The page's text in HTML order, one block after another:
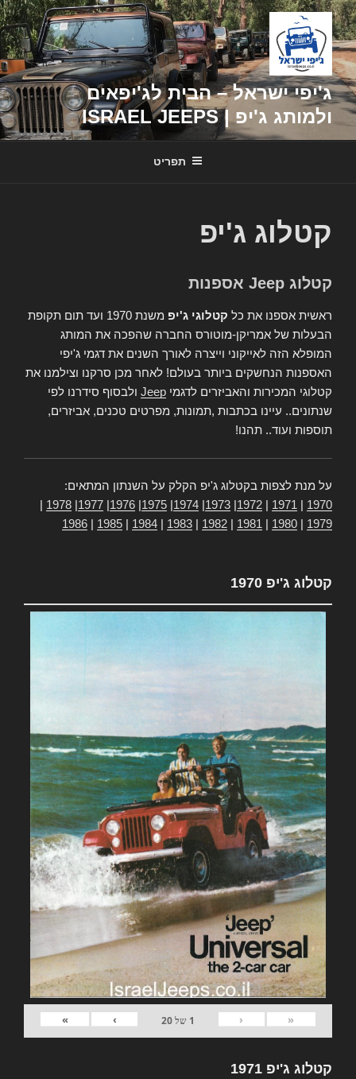
דילוג
לתוכן
ג'יפי ישראל – הבית לג'יפאים
ולמותג ג'יפ | ISRAEL JEEPS
תפריט
קטלוג ג'יפ
קטלוג Jeep אספנות
ראשית אספנו את כל קטלוגי ג'יפ
משנת 1970 ועד תום תקופת
הבעלות של אמריקן-מוטורס החברה שהפכה את המותג
המופלא הזה לאייקוני וייצרה לאורך השנים את דגמי ג'יפי
האספנות הנחשקים ביותר בעולם! לאחר מכן סרקנו וצילמנו את
קטלוגי המכירות והאביזרים לדגמי Jeep ולבסוף סידרנו לפי
שנתונים.. עיינו בכתבות ,תמונות, מפרטים טכנים, אביזרים,
תוספות ועוד.. תהנו!
על מנת לצפות בקטלוג ג'יפ הקלק על השנתון המתאים:
1970
1971
1972
1973
1974
1975
1976
1977
1978
1979
1980
1981
1982
1983
1984
1985
1986
קטלוג ג'יפ 1970
«
‹
1 של20
›
»
קטלוג ג'יפ 1971